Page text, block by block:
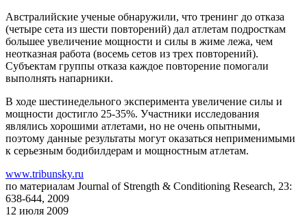
Австралийские ученые обнаружили, что тренинг до отказа
(четыре сета из шести повторений) дал атлетам подросткам
большее увеличение мощности и силы в жиме лежа, чем
неотказная работа (восемь сетов из трех повторений).
Субъектам группы отказа каждое повторение помогали
выполнять напарники.
В ходе шестинедельного эксперимента увеличение силы и
мощности достигло 25-35%. Участники исследования
являлись хорошими атлетами, но не очень опытными,
поэтому данные результаты могут оказаться неприменимыми
к серьезным бодибилдерам и мощностным атлетам.
www.tribunsky.ru
по материалам Journal of Strength & Conditioning Research, 23:
638-644, 2009
12 июля 2009